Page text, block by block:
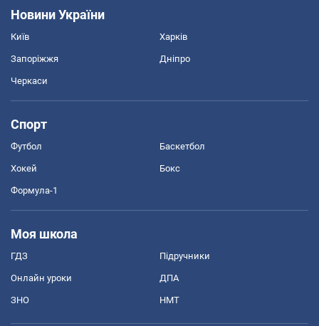
Новини України
Київ Харків
Запоріжжя Дніпро
Черкаси
Спорт
Футбол Баскетбол
Хокей Бокс
Формула-1
Моя школа
ГДЗ Підручники
Онлайн уроки ДПА
ЗНО НМТ